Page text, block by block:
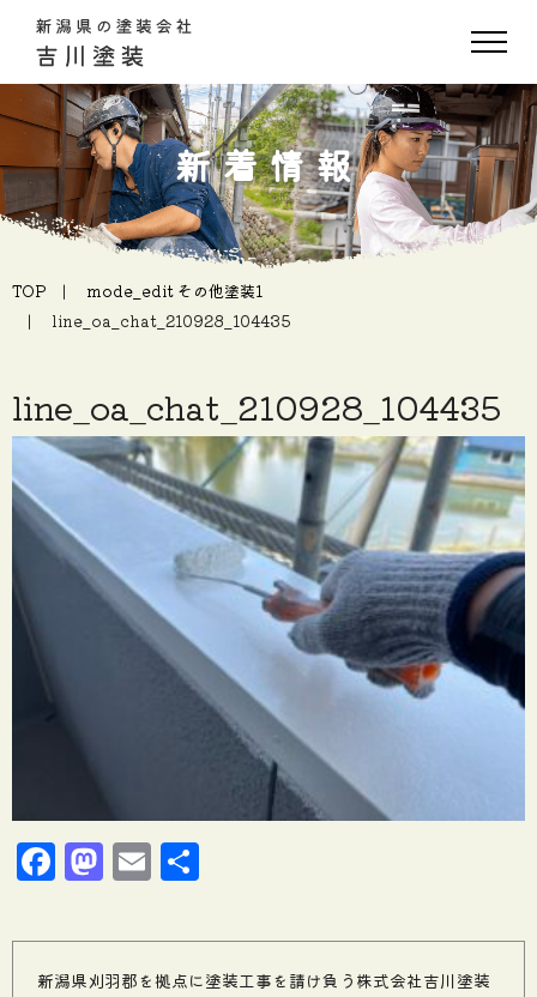
新着情報
TOP mode_edit その他塗装1
line_oa_chat_210928_104435
line_oa_chat_210928_104435
Facebook
Mastodon
Email
新潟県刈羽郡を拠点に塗装工事を請け負う株式会社吉川塗装